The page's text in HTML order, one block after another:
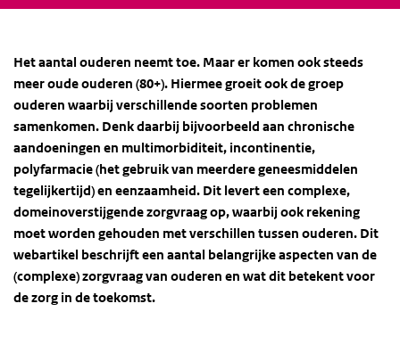
literatuuronderzoek. Meer informatie over de
over de methoden
voor deze themaverkenning. De
geselecteerde ontwikkelingen zijn samengebracht in vijf
webartikelen, waarvan dit er één is. De andere vier
webartikelen zijn:
Patiënten doen steeds meer zel f,
De
mentale druk op jongeren lijkt toe te nemen
Andere
zorgvraag door betere
behandelingen
Ouderdomsziekten zorgen voor grote
druk op de zorg
Naast deze themaverkenning zijn er ook
themaverkenningen overtechnologieenbredere
determinanten van gezondheid, en eenTrendscenario.
Deze producten van de VTV-2018 hebben tot doel om
Het aantal ouderen neemt toe. Maar er komen ook steeds
meer oude ouderen (80+). Hiermee groeit ook de groep
ouderen waarbij verschillende soorten problemen
samenkomen. Denk daarbij bijvoorbeeld aan chronische
aandoeningen en multimorbiditeit, incontinentie,
polyfarmacie (het gebruik van meerdere geneesmiddelen
tegelijkertijd) en eenzaamheid. Dit levert een complexe,
domeinoverstijgende zorgvraag op, waarbij ook rekening
moet worden gehouden met verschillen tussen ouderen. Dit
webartikel beschrijft een aantal belangrijke aspecten van de
(complexe) zorgvraag van ouderen en wat dit betekent voor
de zorg in de toekomst.